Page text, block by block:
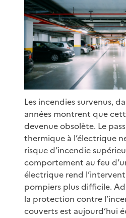
Les incendies survenus,
années montrent que
devenue obsolète. Le
thermique à l’électrique
risque d’incendie
comportement au feu
électrique rend
pompiers plus difficile.
la protection contre
couverts est aujourd’hui